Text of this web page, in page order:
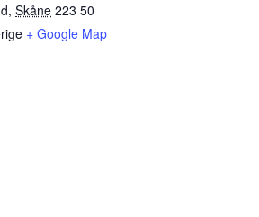
, Skåne 223 50
+ Google Map